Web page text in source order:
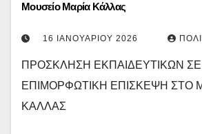
Μουσείο Μαρία Κάλλας
16 ΙΑΝΟΥΑΡΊΟΥ 2026
ΠΡΟΣΚΛΗΣΗ ΕΚΠΑΙΔΕΥΤΙΚΩΝ ΣΕ
ΕΠΙΜΟΡΦΩΤΙΚΗ ΕΠΙΣΚΕΨΗ ΣΤΟ
ΚΑΛΛΑΣ